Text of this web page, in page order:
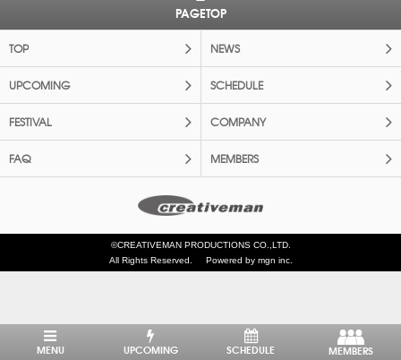
PAGETOP
TOP NEWS
UPCOMING SCHEDULE
FESTIVAL COMPANY
FAQ MEMBERS
©CREATIVEMAN PRODUCTIONS CO.,LTD.
All Rights Reserved.
Powered by mgn inc.
MENU UPCOMING SCHEDULE MEMBERS